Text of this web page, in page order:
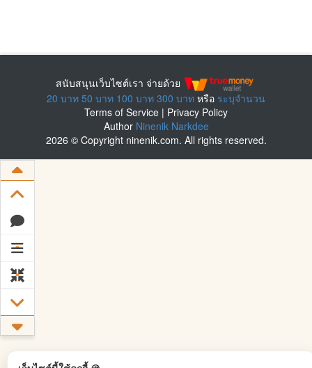
สนับสนุนเว็บไซต์เรา จ่ายด้วย
20 บาท 50 บาท 100 บาท 300 บาท หรือ ระบุจำนวน
Terms of Service | Privacy Policy
Author Ninenik Narkdee
2026 © Copyright ninenik.com. All rights reserved.